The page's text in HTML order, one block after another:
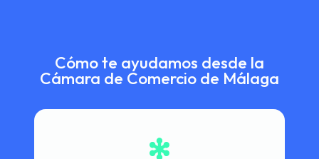
Cómo te ayudamos desde la
Cámara de Comercio de Málaga